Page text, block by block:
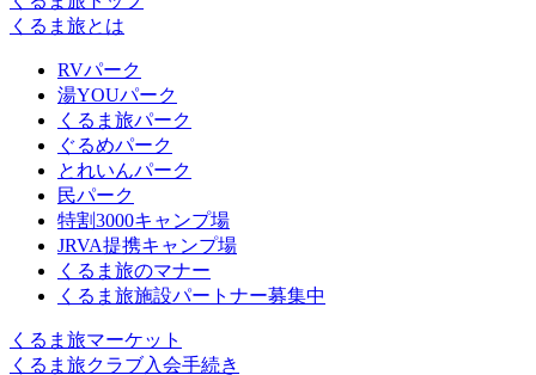
くるま旅とは
RVパーク
湯YOUパーク
くるま旅パーク
ぐるめパーク
とれいんパーク
民パーク
特割3000キャンプ場
JRVA提携キャンプ場
くるま旅のマナー
くるま旅施設パートナー募集中
くるま旅マーケット
くるま旅クラブ入会手続き